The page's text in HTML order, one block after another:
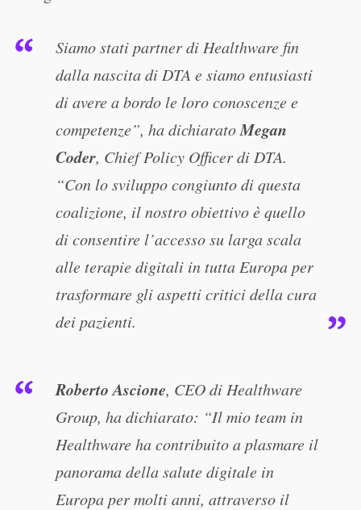
Siamo stati partner di Healthware fin
dalla nascita di DTA e siamo entusiasti
di avere a bordo le loro conoscenze e
competenze”, ha dichiaratoMegan
Coder, Chief Policy Officer di DTA.
“Con lo sviluppo congiunto di questa
coalizione, il nostro obiettivo è quello
di consentire l’accesso su larga scala
alle terapie digitali in tutta Europa per
trasformare gli aspetti critici della cura
dei pazienti.
Roberto Ascione, CEO di Healthware
Group, ha dichiarato: “Il mio team in
Healthware ha contribuito a plasmare il
panorama della salute digitale in
Europa per molti anni, attraverso il